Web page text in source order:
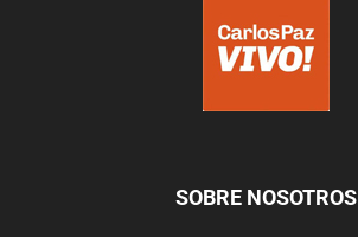
SOBRE NOSOTROS